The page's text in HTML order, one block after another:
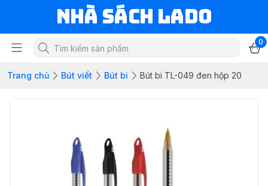
NHÀ SÁCH LADO
0
Trang chủ Bút viết Bút bi Bút bi TL-049 đen hộp 20